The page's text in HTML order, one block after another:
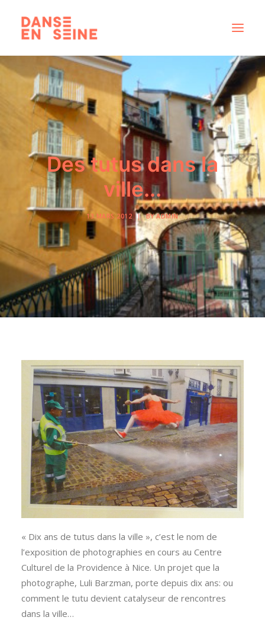
CRÉATIONS
DISPOSITIFS ARTISTIQUES
À PROPOS
NOUS REJOINDRE
ACTUS
RECHERCHE
Des tutus dans la
ville...
13 MARS 2012 | BYADMIN
« Dix ans de tutus dans la ville », c’est le nom de
l’exposition de photographies en cours au Centre
Culturel de la Providence à Nice. Un projet que la
photographe, Luli Barzman, porte depuis dix ans: ou
comment le tutu devient catalyseur de rencontres
dans la ville…